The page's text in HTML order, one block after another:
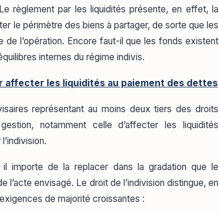
règlement par les liquidités présente, en effet, la
le périmètre des biens à partager, de sorte que les
de l’opération. Encore faut-il que les fonds existent
internes du régime indivis.
affecter les liquidités au paiement des dettes
représentant au moins deux tiers des droits
notamment celle d’affecter les liquidités
importe de la replacer dans la gradation que le
l’acte envisagé. Le droit de l’indivision distingue, en
de majorité croissantes :